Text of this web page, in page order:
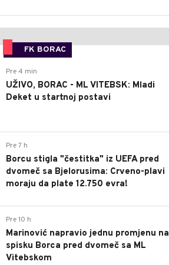
FK BORAC
Pre 4 min
UŽIVO, BORAC - ML VITEBSK: Mladi
Deket u startnoj postavi
Pre 7 h
Borcu stigla "čestitka" iz UEFA pred
dvomeč sa Bjelorusima: Crveno-plavi
moraju da plate 12.750 evra!
Pre 10 h
Marinović napravio jednu promjenu na
spisku Borca pred dvomeč sa ML
Vitebskom